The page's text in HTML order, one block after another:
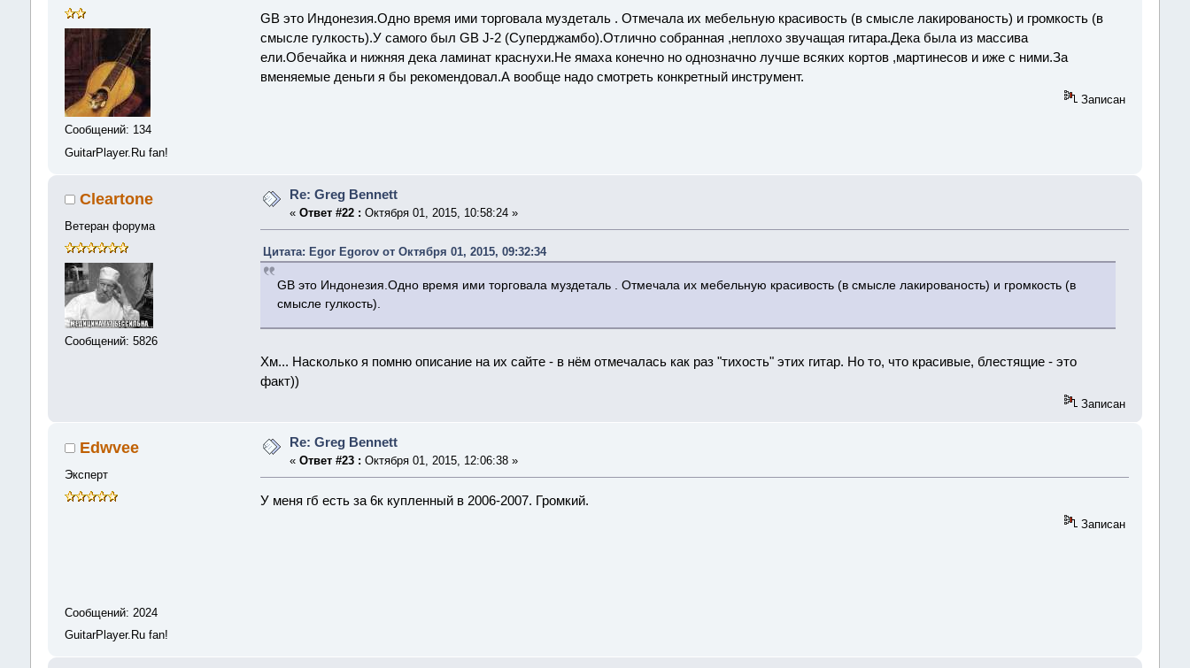
Сообщений: 134
GuitarPlayer.Ru fan!
GB это Индонезия.Одно время ими торговала муздеталь . Отмечала их мебельную красивость (в смысле лакированость) и громкость (в
смысле гулкость).У самого был GB J-2 (Суперджамбо).Отлично собранная ,неплохо звучащая гитара.Дека была из массива
ели.Обечайка и нижняя дека ламинат краснухи.Не ямаха конечно но однозначно лучше всяких кортов ,мартинесов и иже с ними.За
вменяемые деньги я бы рекомендовал.А вообще надо смотреть конкретный инструмент.
Записан
Cleartone
Ветеран форума
Сообщений: 5826
Re: Greg Bennett
«Ответ #22 : Октября 01, 2015, 10:58:24 »
Цитата: Egor Egorov от Октября 01, 2015, 09:32:34
GB это Индонезия.Одно время ими торговала муздеталь . Отмечала их мебельную красивость (в смысле лакированость) и громкость (в
смысле гулкость).
Хм... Насколько я помню описание на их сайте - в нём отмечалась как раз "тихость" этих гитар. Но то, что красивые, блестящие - это
факт))
Записан
Edwvee
Эксперт
Сообщений: 2024
GuitarPlayer.Ru fan!
Re: Greg Bennett
«Ответ #23 : Октября 01, 2015, 12:06:38 »
У меня гб есть за 6к купленный в 2006-2007. Громкий.
Записан